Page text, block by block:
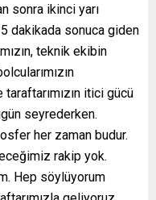
sonra ikinci yarı
dakikada sonuca giden
teknik ekibin
itici gücü
seyrederken.
her zaman budur.
rakip yok.
Hep söylüyorum